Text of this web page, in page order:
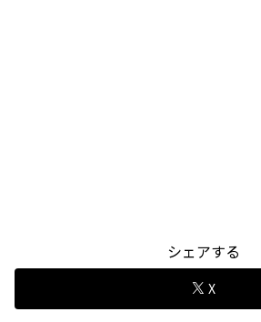
シェアする
X